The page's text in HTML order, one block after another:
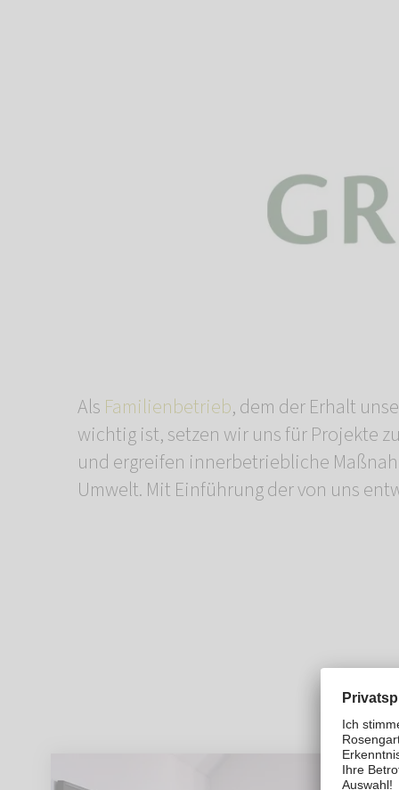
Als Familienbetrieb, dem der Erhalt
wichtig ist, setzen wir uns für Projekte
und ergreifen innerbetriebliche
Umwelt. Mit Einführung der von uns
Pfote“ verankern
Nachhaltigkeitsgedanken und setzen